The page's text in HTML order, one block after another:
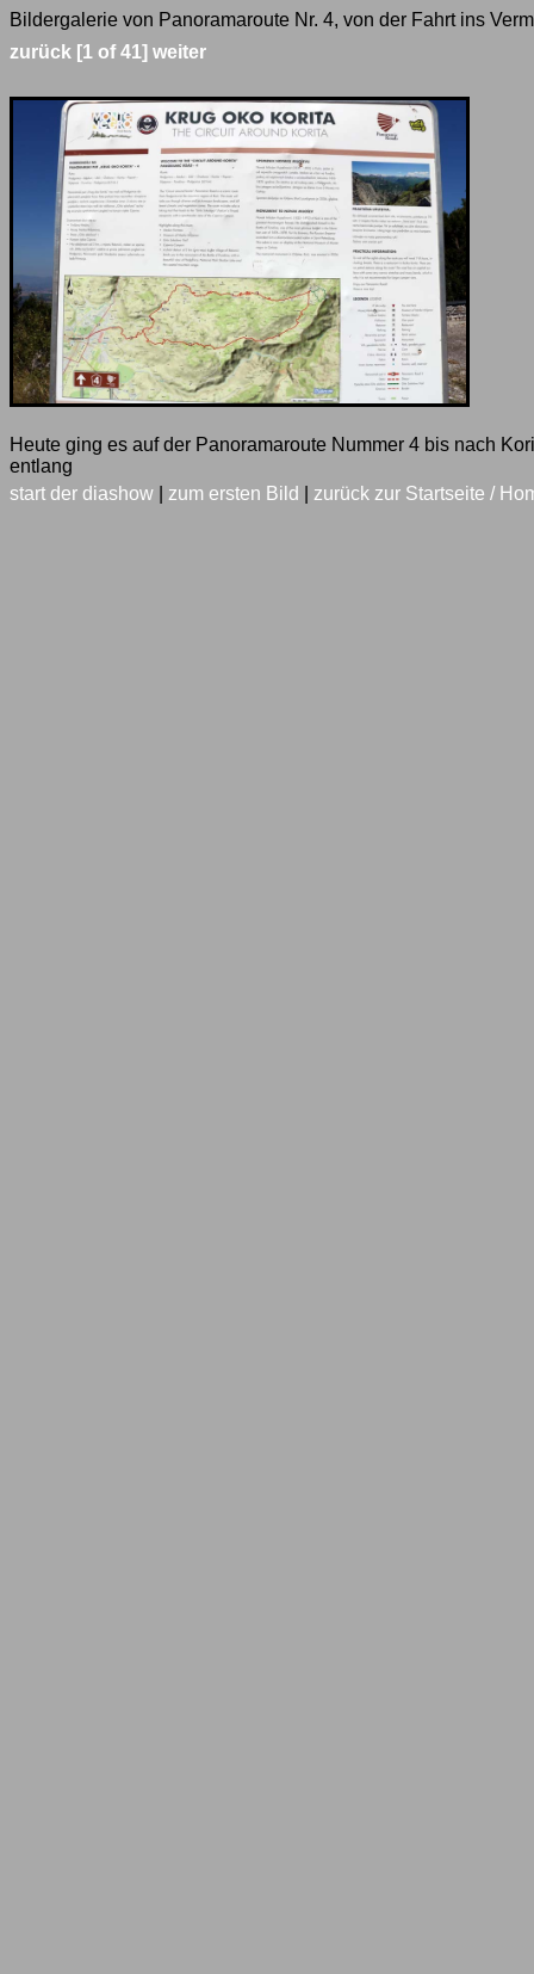
Bildergalerie von Panoramaroute Nr. 4, von der Fahrt ins
zurück [1 of 41] weiter
Heute ging es auf der Panoramaroute Nummer 4 bis nach
entlang
start der diashow
zum ersten Bild zurück zur Startseite /